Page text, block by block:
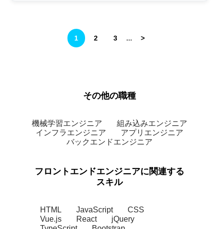
1 2 3 ... >
その他の職種
機械学習エンジニア
組み込みエンジニア
インフラエンジニア
アプリエンジニア
バックエンドエンジニア
フロントエンドエンジニアに関連する
スキル
HTML JavaScript
CSS
Vue.js
React
jQuery